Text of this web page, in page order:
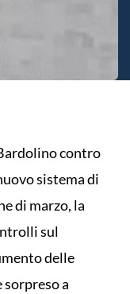
contro
sistema di
di marzo, la
sul
delle
a